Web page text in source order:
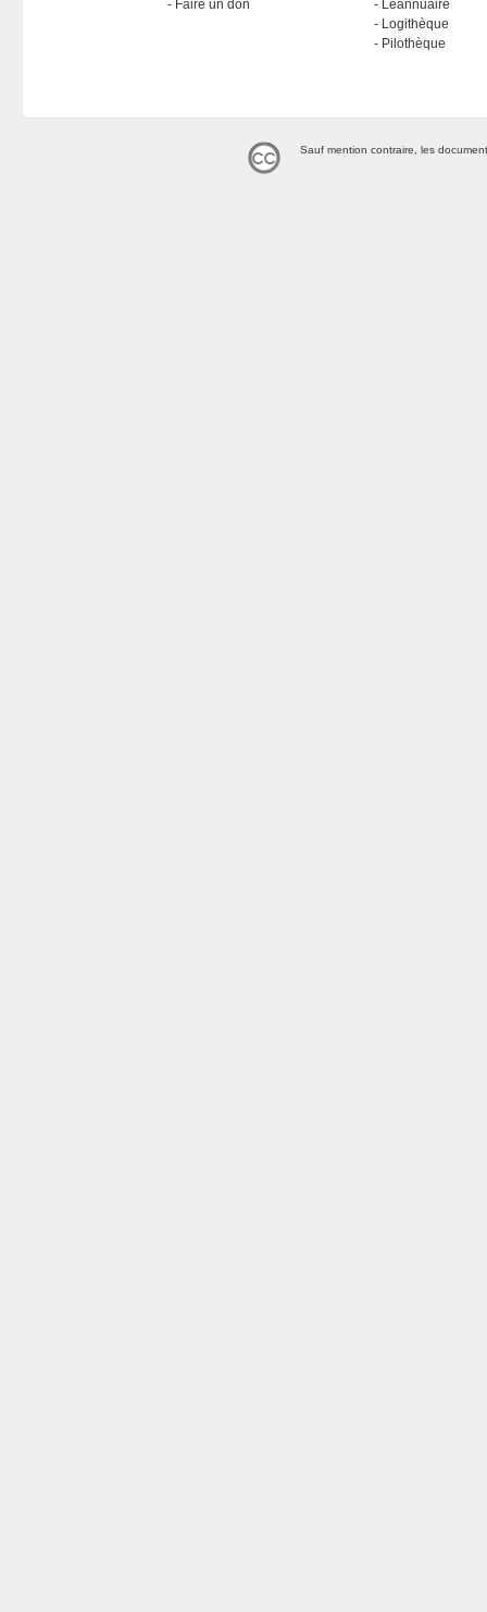
Faire un don
Léannuaire
Logithèque
Pilothèque
Sauf mention contraire, les